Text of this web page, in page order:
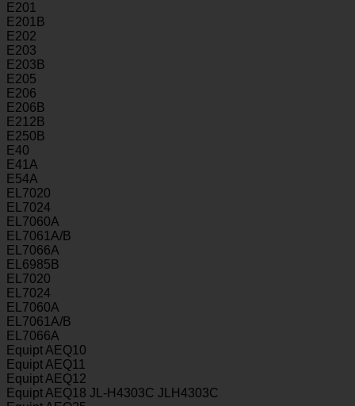
E201
E201B
E202
E203
E203B
E205
E206
E206B
E212B
E250B
E40
E41A
E54A
EL7020
EL7024
EL7060A
EL7061A/B
EL7066A
EL6985B
EL7020
EL7024
EL7060A
EL7061A/B
EL7066A
Equipt AEQ10
Equipt AEQ11
Equipt AEQ12
Equipt AEQ18 JL-H4303C JLH4303C